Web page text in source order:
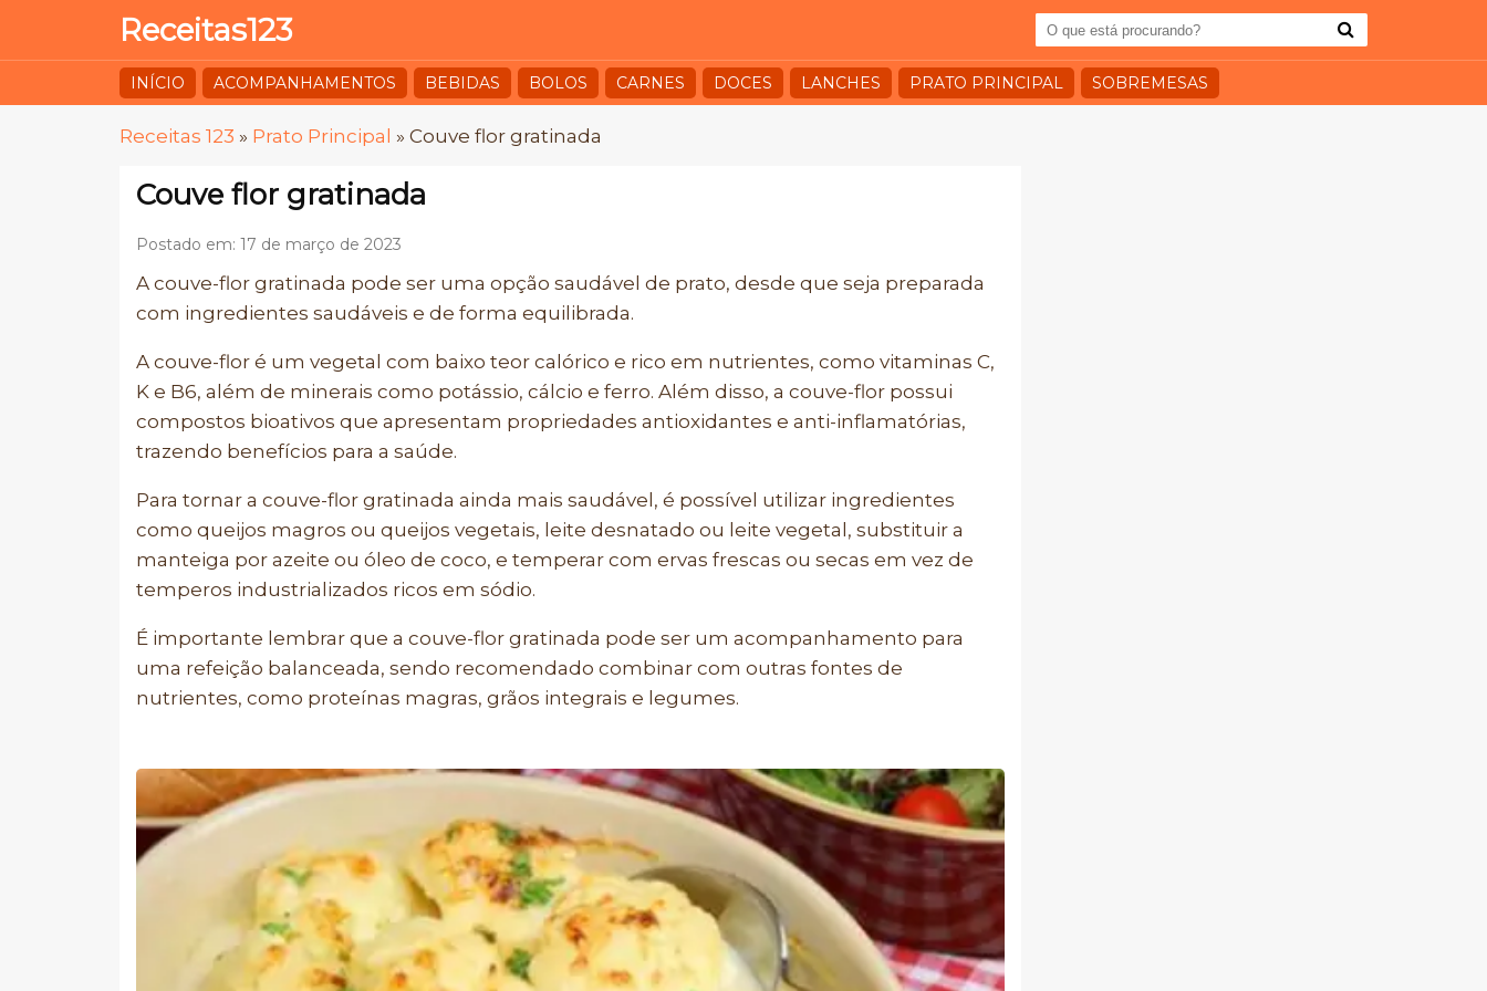
Receitas123
INÍCIO ACOMPANHAMENTOS BEBIDAS BOLOS CARNES DOCES LANCHES PRATO PRINCIPAL SOBREMESAS
Receitas 123 » Prato Principal » Couve flor gratinada
Couve flor gratinada
Postado em: 17 de março de 2023
A couve-flor gratinada pode ser uma opção saudável de prato, desde que seja preparada
com ingredientes saudáveis e de forma equilibrada.
A couve-flor é um vegetal com baixo teor calórico e rico em nutrientes, como vitaminas C,
K e B6, além de minerais como potássio, cálcio e ferro. Além disso, a couve-flor possui
compostos bioativos que apresentam propriedades antioxidantes e anti-inflamatórias,
trazendo benefícios para a saúde.
Para tornar a couve-flor gratinada ainda mais saudável, é possível utilizar ingredientes
como queijos magros ou queijos vegetais, leite desnatado ou leite vegetal, substituir a
manteiga por azeite ou óleo de coco, e temperar com ervas frescas ou secas em vez de
temperos industrializados ricos em sódio.
É importante lembrar que a couve-flor gratinada pode ser um acompanhamento para
uma refeição balanceada, sendo recomendado combinar com outras fontes de
nutrientes, como proteínas magras, grãos integrais e legumes.